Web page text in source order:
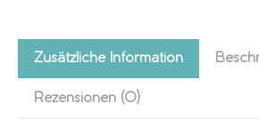
Zusätzliche Information
Rezensionen (0)